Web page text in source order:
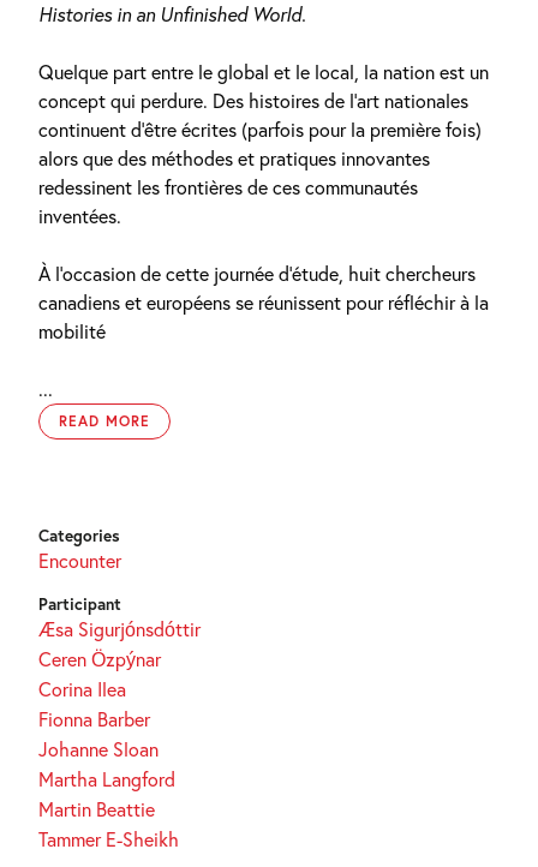
Histories in an Unfinished World.
Quelque part entre le global et le local, la nation est un
concept qui perdure. Des histoires de l’art nationales
continuent d’être écrites (parfois pour la première fois)
alors que des méthodes et pratiques innovantes
redessinent les frontières de ces communautés
inventées.
À l’occasion de cette journée d’étude, huit chercheurs
canadiens et européens se réunissent pour réfléchir à la
mobilité
...
READ MORE
Categories
Encounter
Participant
Æsa Sigurjónsdóttir
Ceren Özpýnar
Corina Ilea
Fionna Barber
Johanne Sloan
Martha Langford
Martin Beattie
Tammer E-Sheikh